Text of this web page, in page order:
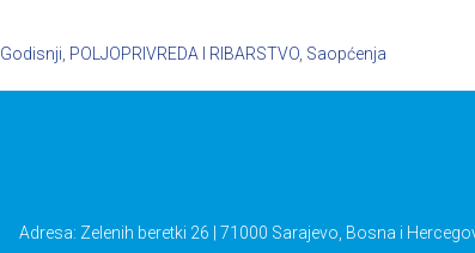
Godisnji POLJOPRIVREDA I RIBARSTVO Saopćenja
Adresa: Zelenih beretki 26 | 71000 Sarajevo, Bosna i